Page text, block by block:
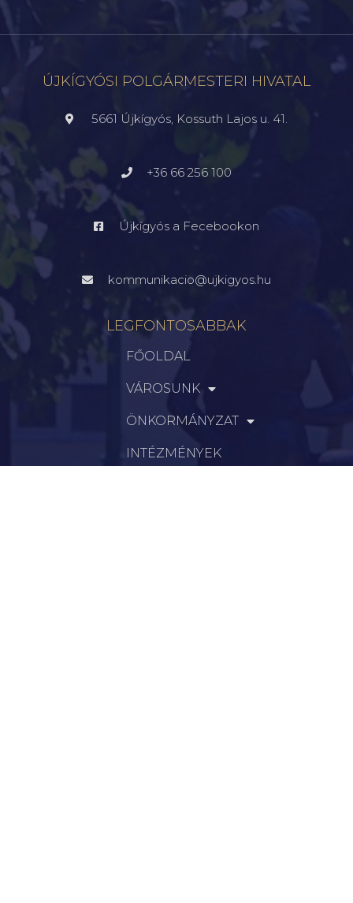
ÚJKÍGYÓSI POLGÁRMESTERI HIVATAL
5661 Újkígyós, Kossuth Lajos u. 41.
+36 66 256 100
Újkígyós a Fecebookon
kommunikacio@ujkigyos.hu
LEGFONTOSABBAK
FŐOLDAL
VÁROSUNK
ÖNKORMÁNYZAT
INTÉZMÉNYEK